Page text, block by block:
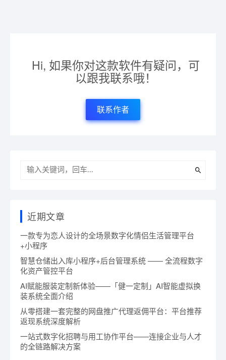
Hi, 如果你对这款软件有疑问，可
以跟我联系哦！
联系作者
近期文章
一款专为恋人设计的全场景数字化情侣生活管理平台
+小程序
智慧仓储出入库小程序+后台管理系统 —— 全流程数字
化资产管控平台
AI赋能服装定制新体验——「健一定制」AI智能虚拟换
装系统全面介绍
从零搭建一套完整的网盘推广代理返佣平台：平台推荐
返现系统深度解析
一站式数字化招聘与用工协作平台——连接企业与人才
的全链路解决方案